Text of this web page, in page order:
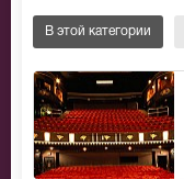
В этой категории